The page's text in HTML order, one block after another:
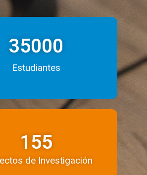
35000
Estudiantes
155
de Investigación